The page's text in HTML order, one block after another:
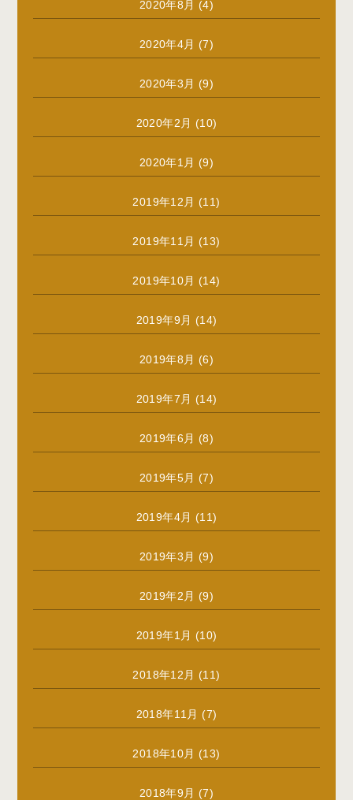
2020年8月 (4)
2020年4月 (7)
2020年3月 (9)
2020年2月 (10)
2020年1月 (9)
2019年12月 (11)
2019年11月 (13)
2019年10月 (14)
2019年9月 (14)
2019年8月 (6)
2019年7月 (14)
2019年6月 (8)
2019年5月 (7)
2019年4月 (11)
2019年3月 (9)
2019年2月 (9)
2019年1月 (10)
2018年12月 (11)
2018年11月 (7)
2018年10月 (13)
2018年9月 (7)